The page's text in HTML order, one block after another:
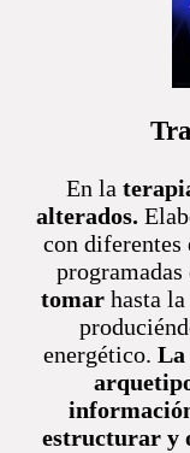
En la
alterados.
con diferentes
programadas
tomarhasta la
energético. La
estructurar y